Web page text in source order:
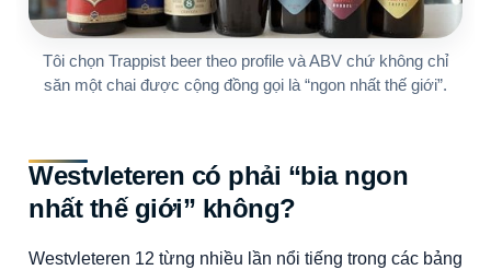
Tôi chọn Trappist beer theo profile và ABV chứ không chỉ
săn một chai được cộng đồng gọi là “ngon nhất thế giới”.
Westvleteren có phải “bia ngon
nhất thế giới” không?
Westvleteren 12 từng nhiều lần nổi tiếng trong các bảng